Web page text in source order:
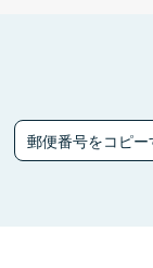
郵便番号をコピー